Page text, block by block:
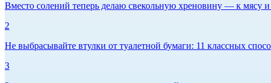
Вместо солений теперь делаю свекольную хреновину — к мясу
2
Не выбрасывайте втулки от туалетной бумаги: 11 классных
3